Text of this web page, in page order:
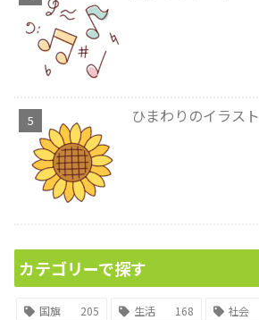
ひまわりのイラスト
カテゴリーで探す
国旗 205 生活 168 社会